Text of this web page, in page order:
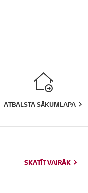
ATBALSTA SĀKUMLAPA
SKATĪT VAIRĀK
SKATĪT VAIRĀK